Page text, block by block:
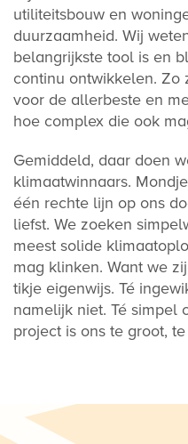
utiliteitsbouw en
duurzaamheid. Wij
belangrijkste tool is en
continu ontwikkelen.
voor de allerbeste en
hoe complex die ook
Gemiddeld, daar doen
klimaatwinnaars.
één rechte lijn op ons
liefst. We zoeken
meest solide
mag klinken. Want we
tikje eigenwijs. Té
namelijk niet. Té simpel
project is ons te groot,